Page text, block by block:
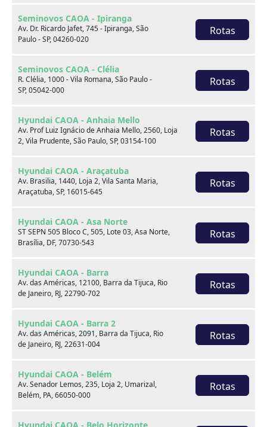
Seminovos CAOA - Ipiranga
Av. Dr. Ricardo Jafet, 745 - Ipiranga, São
Paulo - SP, 04260-020
Rotas
Seminovos CAOA - Clélia
R. Clélia, 1000 - Vila Romana, São Paulo -
SP, 05042-000
Rotas
Hyundai CAOA - Anhaia Mello
Av. Prof Luiz Ignácio de Anhaia Mello, 2560, Loja
2, Vila Prudente, São Paulo, SP, 03154-100
Rotas
Hyundai CAOA - Araçatuba
Av. Brasilia, 1440, Loja 2, Vila Santa Maria,
Araçatuba, SP, 16015-645
Rotas
Hyundai CAOA - Asa Norte
ST SEPN 505 Bloco C, 505, Lote 03, Asa Norte,
Brasília, DF, 70730-543
Rotas
Hyundai CAOA - Barra
Av. das Américas, 12100, Barra da Tijuca, Rio
de Janeiro, RJ, 22790-702
Rotas
Hyundai CAOA - Barra 2
Av. das Américas, 2091, Barra da Tijuca, Rio
de Janeiro, RJ, 22631-004
Rotas
Hyundai CAOA - Belém
Av. Senador Lemos, 235, Loja 2, Umarizal,
Belém, PA, 66050-000
Rotas
Sobre nós
Venda seu usado